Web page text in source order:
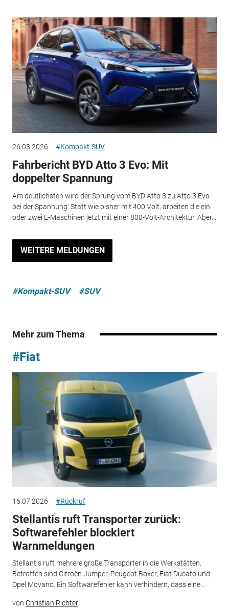
26.03.2026 #Kompakt-SUV
Fahrbericht BYD Atto 3 Evo: Mit
doppelter Spannung
Am deutlichsten wird der Sprung vom BYD Atto 3 zu Atto 3 Evo
bei der Spannung: Statt wie bisher mit 400 Volt, arbeiten die ein
oder zwei E-Maschinen jetzt mit einer 800-Volt-Architektur. Aber...
WEITERE MELDUNGEN
#Kompakt-SUV #SUV
Mehr zum Thema
#Fiat
16.07.2026 #Rückruf
Stellantis ruft Transporter zurück:
Softwarefehler blockiert
Warnmeldungen
Stellantis ruft mehrere große Transporter in die Werkstätten.
Betroffen sind Citroën Jumper, Peugeot Boxer, Fiat Ducato und
Opel Movano. Ein Softwarefehler kann verhindern, dass eine...
von Christian Richter